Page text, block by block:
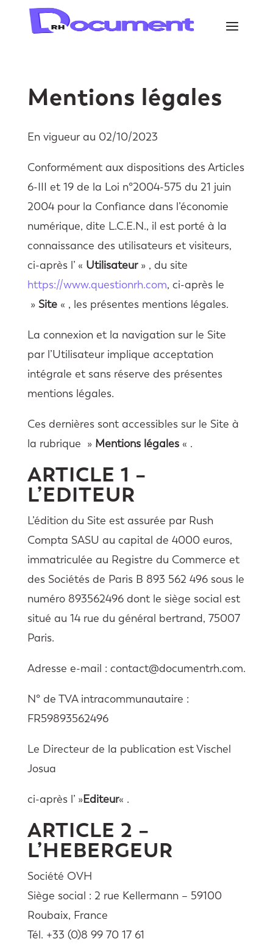
Mentions légales
En vigueur au 02/10/2023
Conformément aux dispositions des Articles
6-III et 19 de la Loi n°2004-575 du 21 juin
2004 pour la Confiance dans l’économie
numérique, dite L.C.E.N., il est porté à la
connaissance des utilisateurs et visiteurs,
ci-après l’ « Utilisateur» , du site
https://www.questionrh.com, ci-après le
» Site« , les présentes mentions légales.
La connexion et la navigation sur le Site
par l’Utilisateur implique acceptation
intégrale et sans réserve des présentes
mentions légales.
Ces dernières sont accessibles sur le Site à
la rubrique » Mentions légales« .
ARTICLE 1 –
L’EDITEUR
L’édition du Site est assurée par Rush
Compta SASU au capital de 4000 euros,
immatriculée au Registre du Commerce et
des Sociétés de Paris B 893 562 496 sous le
numéro 893562496 dont le siège social est
situé au 14 rue du général bertrand, 75007
Paris.
Adresse e-mail : contact@documentrh.com.
N° de TVA intracommunautaire :
FR59893562496
Le Directeur de la publication est Vischel
Josua
ci-après l’ »Editeur« .
ARTICLE 2 –
L’HEBERGEUR
Société OVH
Siège social : 2 rue Kellermann – 59100
Roubaix, France
Tél. +33 (0)8 99 70 17 61